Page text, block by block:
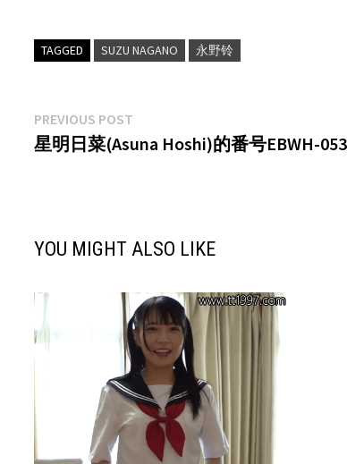
TAGGED SUZU NAGANO 永野铃
文
章
PREVIOUS POST
post:
星明日菜(Asuna Hoshi)的番号EBWH-
YOU MIGHT ALSO LIKE